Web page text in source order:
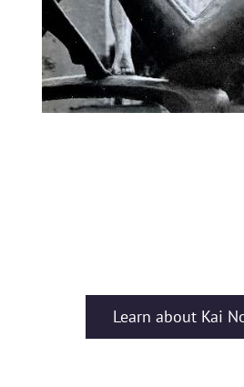
Learn about Kai